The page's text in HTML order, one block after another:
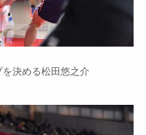
決める松田悠之介